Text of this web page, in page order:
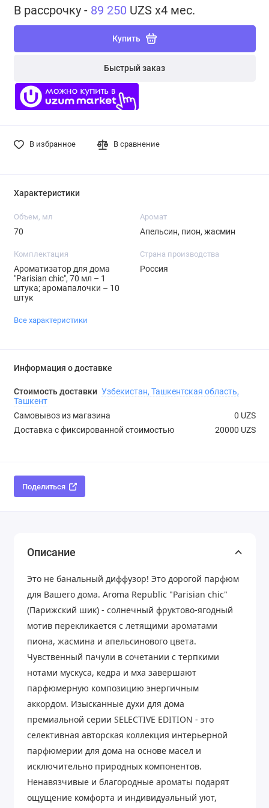
В рассрочку - 89 250 UZS x4 мес.
Купить
Быстрый заказ
В избранное В сравнение
Характеристики
Объем, мл
70
Аромат
Апельсин, пион, жасмин
Комплектация
Ароматизатор для дома
"Parisian chic", 70 мл – 1
штука; аромапалочки – 10
штук
Страна производства
Россия
Все характеристики
Информация о доставке
Стоимость доставки Узбекистан, Ташкентская область,
Ташкент
Самовывоз из магазина
0 UZS
Доставка с фиксированной стоимостью
20000 UZS
Поделиться
Описание
Это не банальный диффузор! Это дорогой парфюм
для Вашего дома. Aroma Republic "Parisian chic"
(Парижский шик) - солнечный фруктово-ягодный
мотив перекликается с летящими ароматами
пиона, жасмина и апельсинового цвета.
Чувственный пачули в сочетании с терпкими
нотами мускуса, кедра и мха завершают
парфюмерную композицию энергичным
аккордом. Изысканные духи для дома
премиальной серии SELECTIVE EDITION - это
селективная авторская коллекция интерьерной
парфюмерии для дома на основе масел и
исключительно природных компонентов.
Ненавязчивые и благородные ароматы подарят
ощущение комфорта и индивидуальный уют,